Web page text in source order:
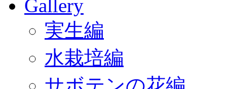
Gallery
実生編
水栽培編